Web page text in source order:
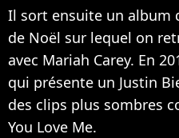
Il sort ensuite un album
de Noël sur lequel on
avec Mariah Carey. En
qui présente un Justin
des clips plus sombres
You Love Me.